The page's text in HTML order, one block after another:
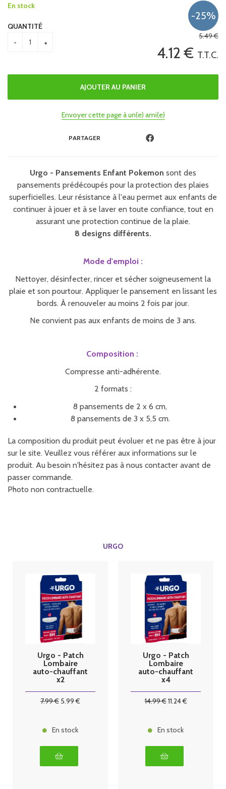
5.49€
4.12€ T.T.C.
En stock
QUANTITÉ
Envoyer cette page à un(e) ami(e)
PARTAGER
Urgo - Pansements Enfant Pokemon sont des
pansements prédécoupés pour la protection des plaies
superficielles. Leur résistance à l'eau permet aux enfants de
continuer à jouer et à se laver en toute confiance, tout en
assurant une protection continue de la plaie.
8 designs différents.
Mode d'emploi :
Nettoyer, désinfecter, rincer et sécher soigneusement la
plaie et son pourtour. Appliquer le pansement en lissant les
bords. À renouveler au moins 2 fois par jour.
Ne convient pas aux enfants de moins de 3 ans.
Composition :
Compresse anti-adhérente.
2 formats :
8 pansements de 2 x 6 cm,
8 pansements de 3 x 5,5 cm.
La composition du produit peut évoluer et ne pas être à jour
sur le site. Veuillez vous référer aux informations sur le
produit. Au besoin n'hésitez pas à nous contacter avant de
passer commande.
Photo non contractuelle.
URGO
Urgo - Patch
Lombaire
auto-chauffant
x2
7.99€ 5.99 €
En stock
Urgo - Patch
Lombaire
auto-chauffant
x4
14.99€11.24€
En stock